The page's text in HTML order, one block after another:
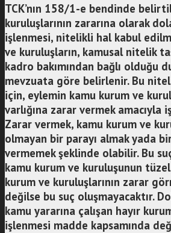
TCK’nın 158/1-e bendinde
kuruluşlarının zararına olarak
işlenmesi, nitelikli hal kabul
ve kuruluşların, kamusal nitelik
kadro bakımından bağlı olduğu
mevzuata göre belirlenir. Bu
için, eylemin kamu kurum ve
varlığına zarar vermek amacıyla
Zarar vermek, kamu kurum ve
olmayan bir parayı almak yada
vermemek şeklinde olabilir. Bu
kamu kurum ve kuruluşunun
kurum ve kuruluşlarının zarar
değilse bu suç oluşmayacaktır.
kamu yararına çalışan hayır
işlenmesi madde kapsamında